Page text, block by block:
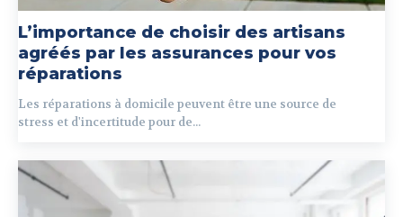
L’importance de choisir des artisans
agréés par les assurances pour vos
réparations
Les réparations à domicile peuvent être une source de
stress et d'incertitude pour de...